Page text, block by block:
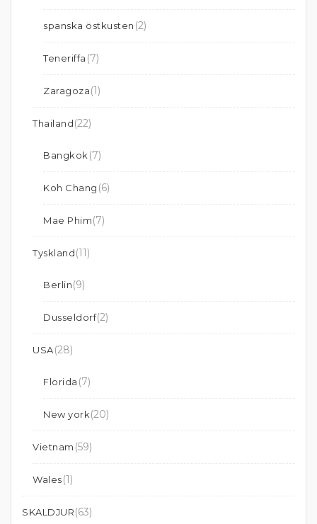
spanska östkusten (2)
Teneriffa (7)
Zaragoza(1)
Thailand(22)
Bangkok (7)
Koh Chang (6)
Mae Phim(7)
Tyskland(11)
Berlin(9)
Dusseldorf(2)
USA(28)
Florida (7)
New york(20)
Vietnam (59)
Wales(1)
SKALDJUR(63)